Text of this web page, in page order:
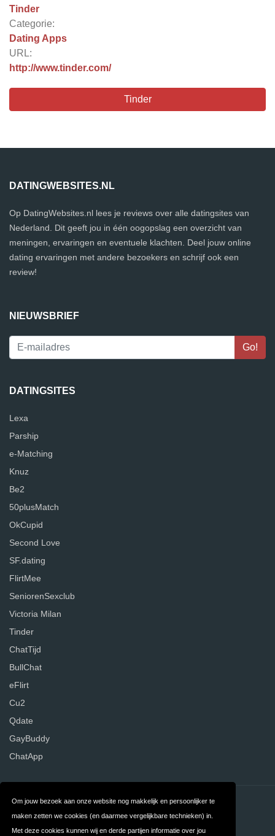
Om jouw bezoek aan onze website nog makkelijk en persoonlijker te
maken zetten we cookies (en daarmee vergelijkbare technieken) in.
Met deze cookies kunnen wij en derde partijen informatie over jou
Tinder
Categorie:
Dating Apps
URL:
http://www.tinder.com/
Tinder
DATINGWEBSITES.NL
Op DatingWebsites.nl lees je reviews over alle datingsites van
Nederland. Dit geeft jou in één oogopslag een overzicht van
meningen, ervaringen en eventuele klachten. Deel jouw online
dating ervaringen met andere bezoekers en schrijf ook een
review!
NIEUWSBRIEF
DATINGSITES
Lexa
Parship
e-Matching
Knuz
Be2
50plusMatch
OkCupid
Second Love
SF.dating
FlirtMee
SeniorenSexclub
Victoria Milan
Tinder
ChatTijd
BullChat
eFlirt
Cu2
Qdate
GayBuddy
ChatApp
Contact Over ons